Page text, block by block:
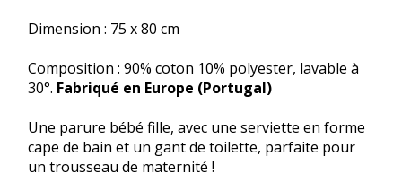
Dimension : 75 x 80 cm
Composition : 90% coton 10% polyester, lavable à
30°. Fabriqué en Europe (Portugal)
Une parure bébé fille, avec une serviette en forme
cape de bain et un gant de toilette, parfaite pour
un trousseau de maternité !